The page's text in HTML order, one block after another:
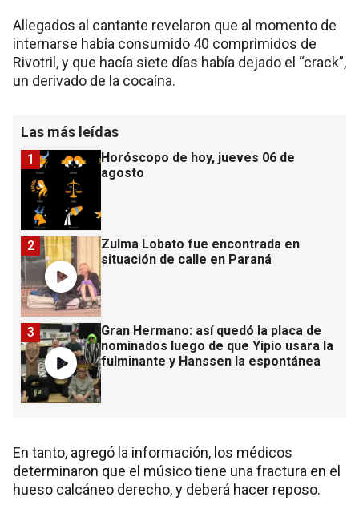
Allegados al cantante revelaron que al momento de
internarse había consumido 40 comprimidos de
Rivotril, y que hacía siete días había dejado el “crack”,
un derivado de la cocaína.
Las más leídas
Horóscopo de hoy, jueves 06 de
agosto
1
Zulma Lobato fue encontrada en
situación de calle en Paraná
2
Gran Hermano: así quedó la placa de
nominados luego de que Yipio usara la
fulminante y Hanssen la espontánea
3
En tanto, agregó la información, los médicos
determinaron que el músico tiene una fractura en el
hueso calcáneo derecho, y deberá hacer reposo.